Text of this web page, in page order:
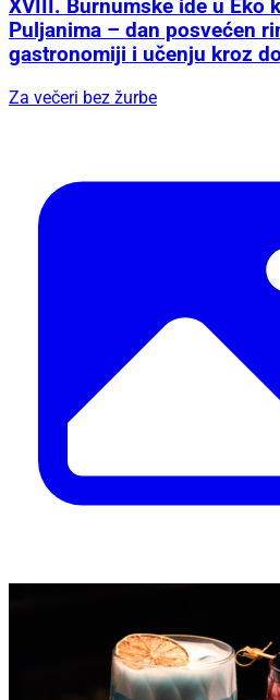
XVIII. Burnumske ide u Eko
Puljanima – dan posvećen
gastronomiji i učenju kroz
Za večeri bez žurbe